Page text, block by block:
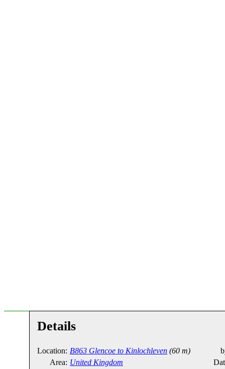
Details
Location: B863 Glencoe to Kinlochleven (60 m)
Area: United Kingdom